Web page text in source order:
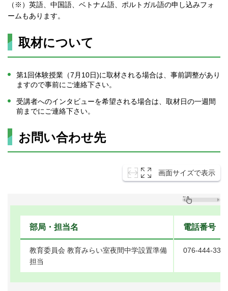
（※）英語、中国語、ベトナム語、ポルトガル語の申し込みフォ
ームもあります。
取材について
第1回体験授業（7月10日)に取材される場合は、事前調整があり
ますので事前にご連絡下さい。
受講者へのインタビューを希望される場合は、取材日の一週間
前までにご連絡下さい。
お問い合わせ先
画面サイズで表示
部局・担当名 電話番号
教育委員会 教育みらい室夜間中学設置準備
担当
076-444-